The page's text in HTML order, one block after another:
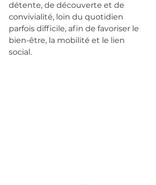
détente, de découverte et de
convivialité, loin du quotidien
parfois difficile, afin de favoriser le
bien-être, la mobilité et le lien
social.